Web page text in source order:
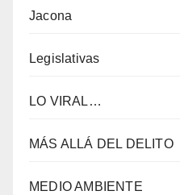
Jacona
Legislativas
LO VIRAL…
MÁS ALLÁ DEL DELITO
MEDIO AMBIENTE